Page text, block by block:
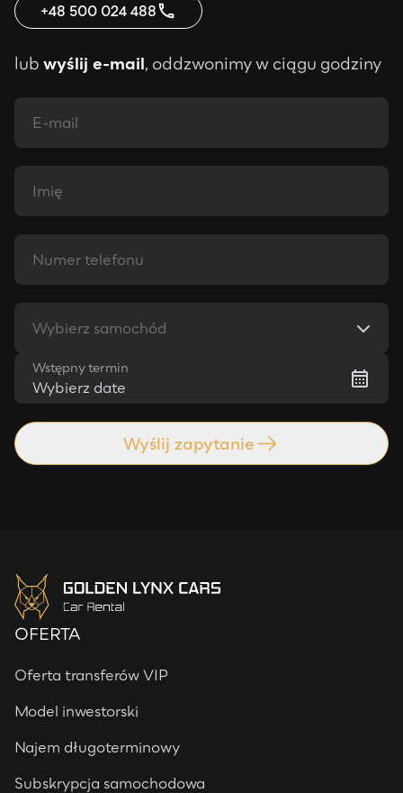
+48 500 024 488
lub wyślij e-mail, oddzwonimy w ciągu godziny
Wybierz samochód
Wstępny termin
Wybierz date
Wyślij zapytanie
OFERTA
Oferta transferów VIP
Model inwestorski
Najem długoterminowy
Subskrypcja samochodowa